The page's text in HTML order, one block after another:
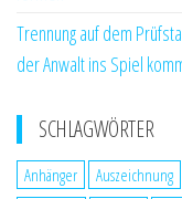
Trennung auf dem
der Anwalt ins Spiel
SCHLAGWÖRTER
Anhänger Auszeichnung